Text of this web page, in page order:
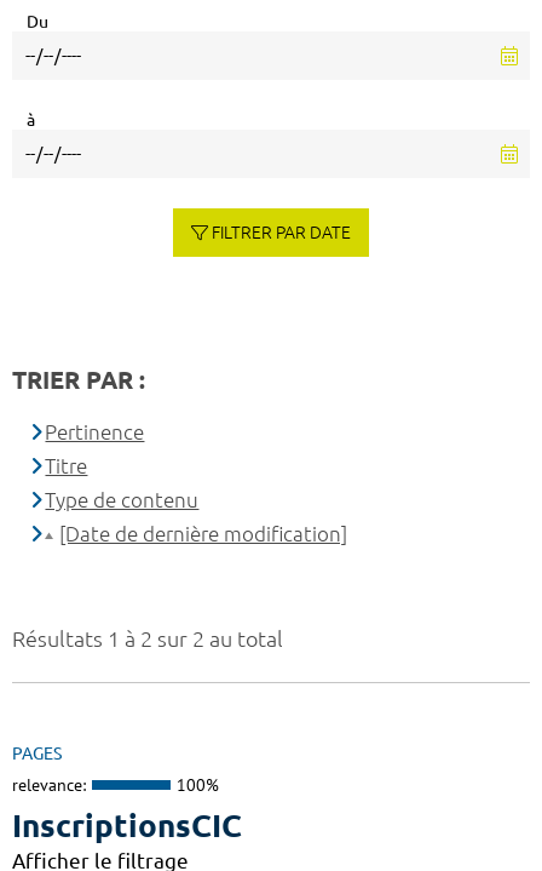
Résultats 1 à 2 sur 2 au total
PAGES
relevance: 100%
InscriptionsCIC
Afficher le filtrage
Du
à
FILTRER PAR DATE
TRIER PAR :
Pertinence
Titre
Type de contenu
[Date de dernière modification]